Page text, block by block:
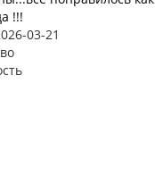
!!!
03-21